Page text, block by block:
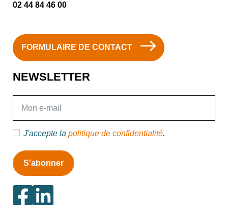
02 44 84 46 00
FORMULAIRE DE CONTACT
NEWSLETTER
J'accepte la politique de confidentialité.